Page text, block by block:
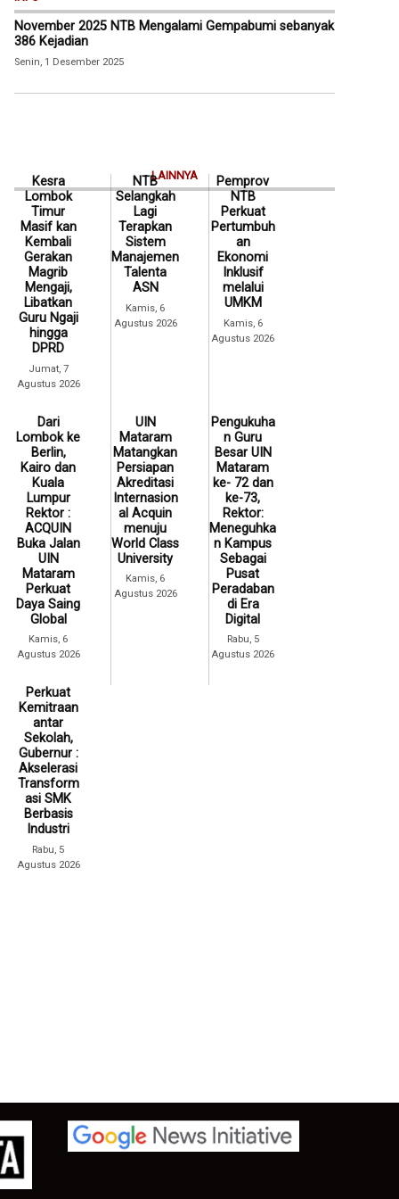
November 2025 NTB Mengalami Gempabumi sebanyak
386 Kejadian
Senin, 1 Desember 2025
LAINNYA
Kesra
Lombok
Timur
Masif kan
Kembali
Gerakan
Magrib
Mengaji,
Libatkan
Guru Ngaji
hingga
DPRD
Jumat, 7
Agustus 2026
NTB
Selangkah
Lagi
Terapkan
Sistem
Manajemen
Talenta
ASN
Kamis, 6
Agustus 2026
Pemprov
NTB
Perkuat
Pertumbuh
an
Ekonomi
Inklusif
melalui
UMKM
Kamis, 6
Agustus 2026
Dari
Lombok ke
Berlin,
Kairo dan
Kuala
Lumpur
Rektor :
ACQUIN
Buka Jalan
UIN
Mataram
Perkuat
Daya Saing
Global
Kamis, 6
Agustus 2026
UIN
Mataram
Matangkan
Persiapan
Akreditasi
Internasion
al Acquin
menuju
World Class
University
Kamis, 6
Agustus 2026
Pengukuha
n Guru
Besar UIN
Mataram
ke- 72 dan
ke-73,
Rektor:
Meneguhka
n Kampus
Sebagai
Pusat
Peradaban
di Era
Digital
Rabu, 5
Agustus 2026
Perkuat
Kemitraan
antar
Sekolah,
Gubernur :
Akselerasi
Transform
asi SMK
Berbasis
Industri
Rabu, 5
Agustus 2026